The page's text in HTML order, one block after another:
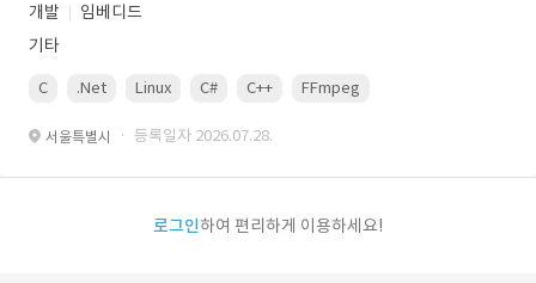
개발
임베디드
기타
C .Net Linux C# C++ FFmpeg
서울특별시 · 등록일자 2026.07.28.
로그인하여 편리하게 이용하세요!